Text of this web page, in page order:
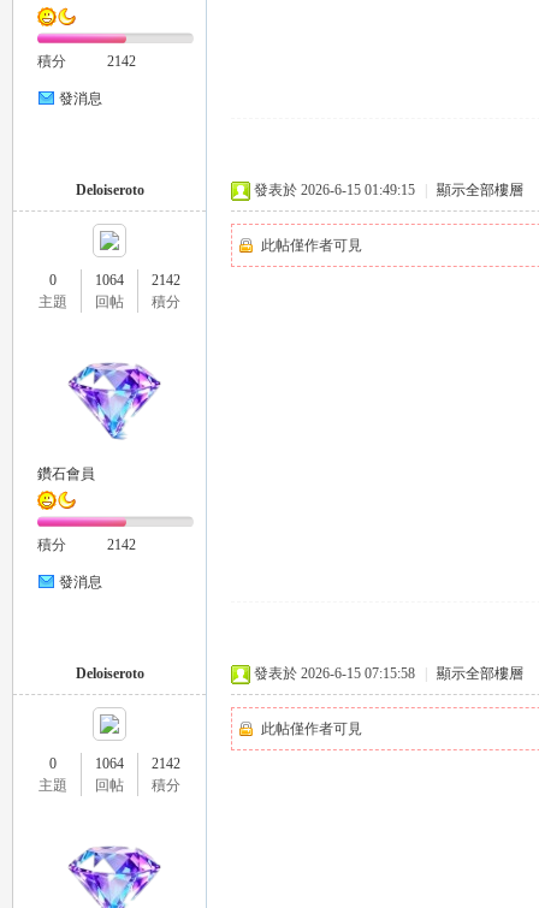
積分 2142
發消息
Deloiseroto
0
主題
1064
回帖
2142
積分
鑽石會員
積分 2142
發消息
發表於 2026-6-15 01:49:15 顯示全部樓層
此帖僅作者可見
Deloiseroto
0
主題
1064
回帖
2142
積分
發表於 2026-6-15 07:15:58 顯示全部樓層
此帖僅作者可見